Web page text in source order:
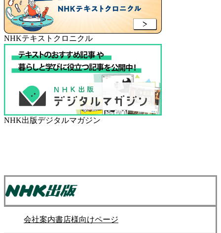
NHKテキストクロニクル
NHK出版デジタルマガジン
会社案内書店様向けページ